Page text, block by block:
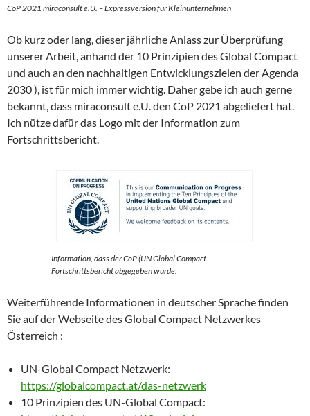
CoP 2021 miraconsult e.U. – Expressversion für Kleinunternehmen
Ob kurz oder lang, dieser jährliche Anlass zur Überprüfung
unserer Arbeit, anhand der 10 Prinzipien des Global Compact
und auch an den nachhaltigen Entwicklungszielen der Agenda
2030 ), ist für mich immer wichtig. Daher gebe ich auch gerne
bekannt, dass miraconsult e.U. den CoP 2021 abgeliefert hat.
Ich nütze dafür das Logo mit der Information zum
Fortschrittsbericht.
Information, dass der CoP (UN Global Compact
Fortschrittsbericht abgegeben wurde.
Weiterführende Informationen in deutscher Sprache finden
Sie auf der Webseite des Global Compact Netzwerkes
Österreich :
UN-Global Compact Netzwerk:
https://globalcompact.at/das-netzwerk
10 Prinzipien des UN-Global Compact: